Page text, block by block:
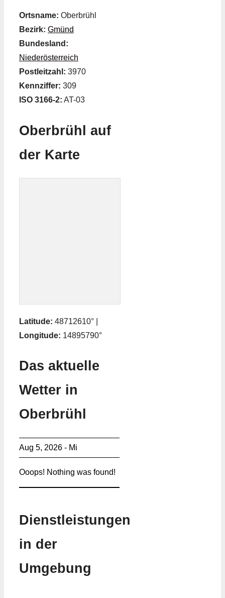
Ortsname: Oberbrühl
Bezirk: Gmünd
Bundesland:
Niederösterreich
Postleitzahl: 3970
Kennziffer: 309
ISO 3166-2: AT-03
Oberbrühl auf
der Karte
Latitude: 48712610° |
Longitude: 14895790°
Das aktuelle
Wetter in
Oberbrühl
Aug 5, 2026 - Mi
Ooops! Nothing was found!
Dienstleistungen
in der
Umgebung